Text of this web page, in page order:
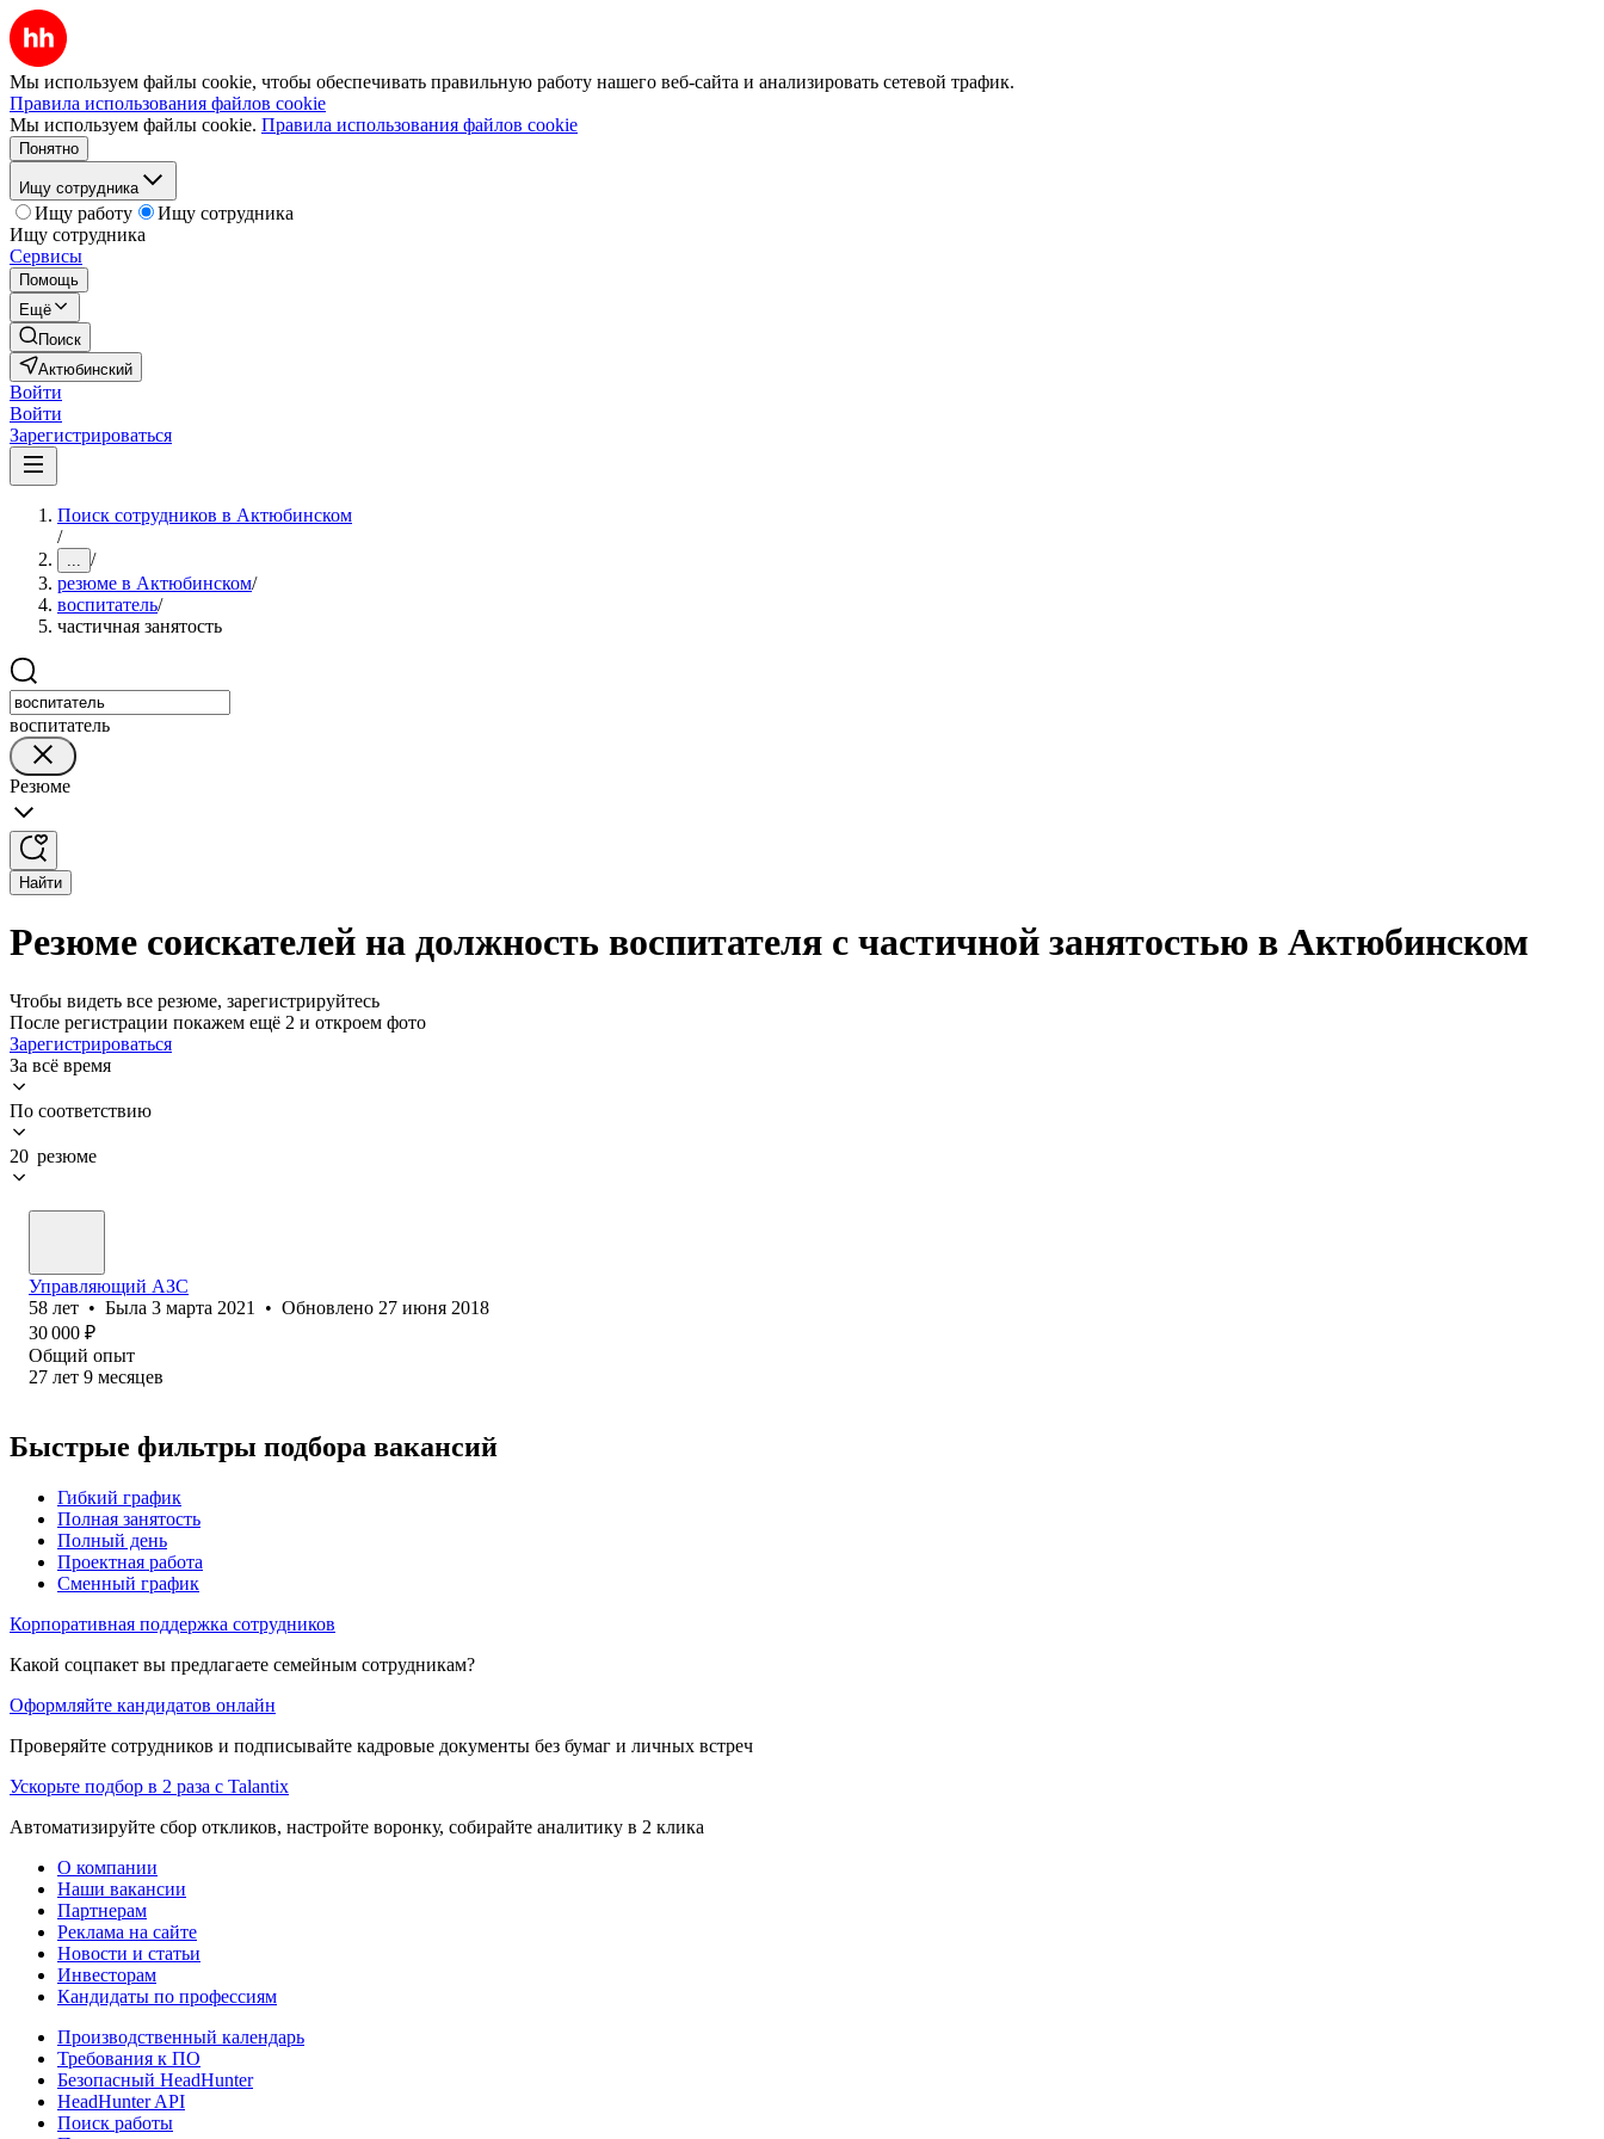
Мы используем файлы cookie, чтобы обеспечивать правильную работу нашего веб-сайта и анализировать сетевой трафик.
Правила использования файлов cookie
Мы используем файлы cookie. Правила использования файлов cookie
Понятно
Ищу сотрудника
Ищу работу
Ищу сотрудника
Ищу сотрудника
Сервисы
Помощь
Ещё
Поиск
Актюбинский
Войти
Войти
Зарегистрироваться
Поиск сотрудников в Актюбинском
/
... /
резюме в Актюбинском/
воспитатель/
частичная занятость
воспитатель
Резюме
Найти
Резюме соискателей на должность воспитателя с частичной занятостью в Актюбинском
Чтобы видеть все резюме, зарегистрируйтесь
После регистрации покажем ещё 2 и откроем фото
Зарегистрироваться
За всё время
По соответствию
20 резюме
Управляющий АЗС
58 лет • Была 3 марта 2021 • Обновлено 27 июня 2018
30 000 ₽
Общий опыт
27 лет 9 месяцев
Быстрые фильтры подбора вакансий
Гибкий график
Полная занятость
Полный день
Проектная работа
Сменный график
Корпоративная поддержка сотрудников
Какой соцпакет вы предлагаете семейным сотрудникам?
Оформляйте кандидатов онлайн
Проверяйте сотрудников и подписывайте кадровые документы без бумаг и личных встреч
Ускорьте подбор в 2 раза с Talantix
Автоматизируйте сбор откликов, настройте воронку, собирайте аналитику в 2 клика
О компании
Наши вакансии
Партнерам
Реклама на сайте
Новости и статьи
Инвесторам
Кандидаты по профессиям
Производственный календарь
Требования к ПО
Безопасный HeadHunter
HeadHunter API
Поиск работы